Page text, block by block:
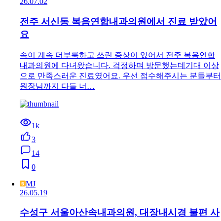
전주 서신동 복음연합내과의원에서 진료 받았어
요
속이 계속 더부룩하고 쓰린 증상이 있어서 전주 복음연합
내과의원에 다녀왔습니다. 걱정하며 방문했는데기대 이상
으로 만족스러운 진료였어요. 우선 접수해주시는 분들부터
원장님까지 다들 너…
1k
3
14
0
MJ
26.05.19
수성구 서울아산속내과의원, 대장내시경 불편 사